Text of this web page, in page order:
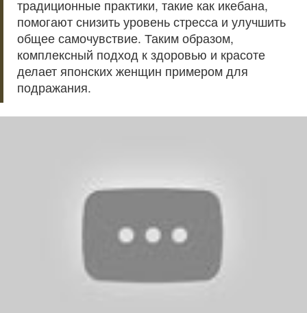
традиционные практики, такие как икебана,
помогают снизить уровень стресса и улучшить
общее самочувствие. Таким образом,
комплексный подход к здоровью и красоте
делает японских женщин примером для
подражания.